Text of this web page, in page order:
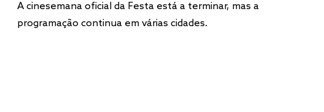
A cinesemana oficial da Festa está a terminar, mas a
programação continua em várias cidades.